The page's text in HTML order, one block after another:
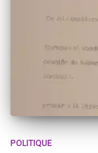
POLITIQUE